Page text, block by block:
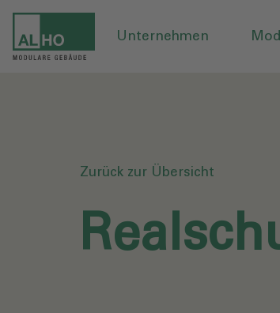
Unternehmen
Zurück zur Übersicht